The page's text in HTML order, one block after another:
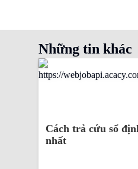
Những tin khác
Cách trả cứu sổ
nhất